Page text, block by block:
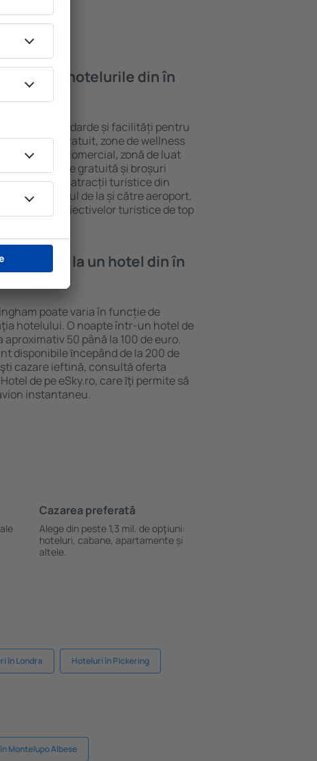
găsi ȋn hotelurile din în
diferite standarde și facilități pentru
sunt Wi-Fi gratuit, zone de wellness
centru comercial, zonă de luat
copii, parcare gratuită și broșuri
interesante atracții turistice din
și transferul de la și către aeroport.
vizitarea obiectivelor turistice de top
cazare la un hotel din în
poate varia în funcție de
hotelului. O noapte într-un hotel de
50 până la 100 de euro.
disponibile ȋncepând de la 200 de
cazare ieftină, consultă oferta
de pe eSky.ro, care ȋţi permite să
instantaneu.
Cazarea preferată
Alege din peste 1,3 mil. de opţiuni:
hoteluri, cabane, apartamente și
altele.
în Londra Hoteluri în Pickering
Montelupo Albese